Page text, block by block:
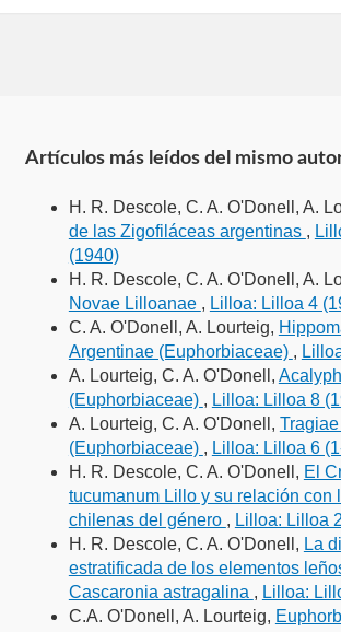
Artículos más leídos del mismo
H. R. Descole, C. A. O'Donell, A.
de las Zigofiláceas argentinas ,
(1940)
H. R. Descole, C. A. O'Donell, A.
Novae Lilloanae , Lilloa: Lilloa 4
C. A. O'Donell, A. Lourteig,
Argentinae (Euphorbiaceae) ,
A. Lourteig, C. A. O'Donell,
(Euphorbiaceae) , Lilloa: Lilloa 8
A. Lourteig, C. A. O'Donell,
(Euphorbiaceae) , Lilloa: Lilloa 6
H. R. Descole, C. A. O'Donell, El
tucumanum Lillo y su relación con
chilenas del género , Lilloa: Lilloa
H. R. Descole, C. A. O'Donell, La
estratificada de los elementos
Cascaronia astragalina , Lilloa:
C.A. O'Donell, A. Lourteig,